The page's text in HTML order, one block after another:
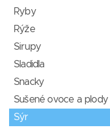
Ryby
Rýže
Sirupy
Sladidla
Snacky
Sušené ovoce a plody
Sýr